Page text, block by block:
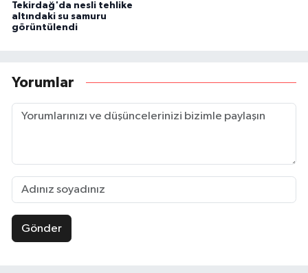
Tekirdağ'da nesli tehlike
altındaki su samuru
görüntülendi
Yorumlar
Gönder